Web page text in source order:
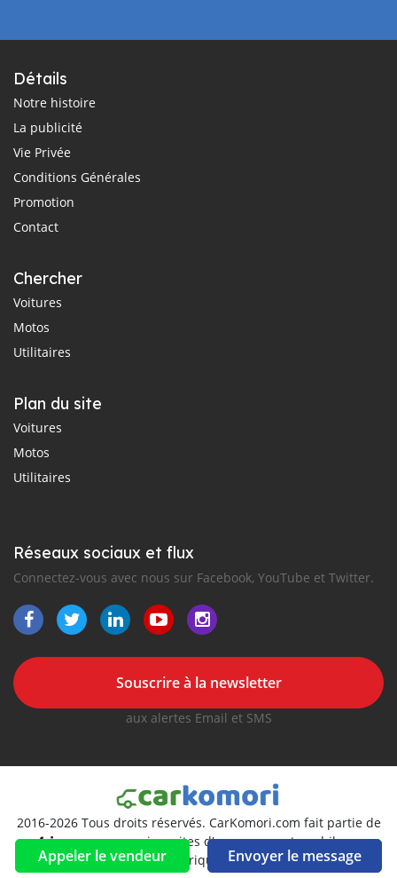
Appeler le vendeur Envoyer le message
Détails
Notre histoire
La publicité
Vie Privée
Conditions Générales
Promotion
Contact
Chercher
Voitures
Motos
Utilitaires
Plan du site
Voitures
Motos
Utilitaires
Réseaux sociaux et flux
Connectez-vous avec nous sur Facebook, YouTube et Twitter.
Souscrire à la newsletter
aux alertes Email et SMS
2016-2026 Tous droits réservés. CarKomori.com fait partie de
, premiers sites d'annonces automobiles en
Afrique